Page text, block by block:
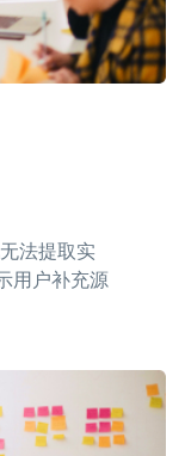
法提取实
用户补充源